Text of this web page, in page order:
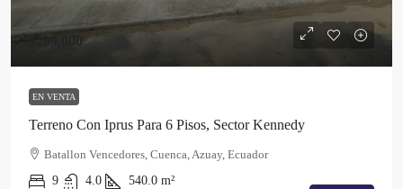
$299,000
EN VENTA
Terreno Con Iprus Para 6 Pisos, Sector Kennedy
Batallon Vencedores, Cuenca, Azuay, Ecuador
9
4.0 540.0 m²